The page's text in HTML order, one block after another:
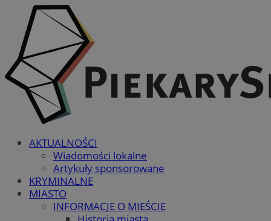
AKTUALNOŚCI
Wiadomości lokalne
Artykuły sponsorowane
KRYMINALNE
MIASTO
INFORMACJE O MIEŚCIE